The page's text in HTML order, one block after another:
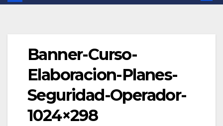
Banner-Curso-
Elaboracion-Planes-
Seguridad-Operador-
1024×298